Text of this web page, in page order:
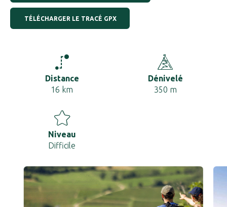
TÉLÉCHARGER LE TRACÉ GPX
Distance
16 km
Dénivelé
350 m
Niveau
Difficile